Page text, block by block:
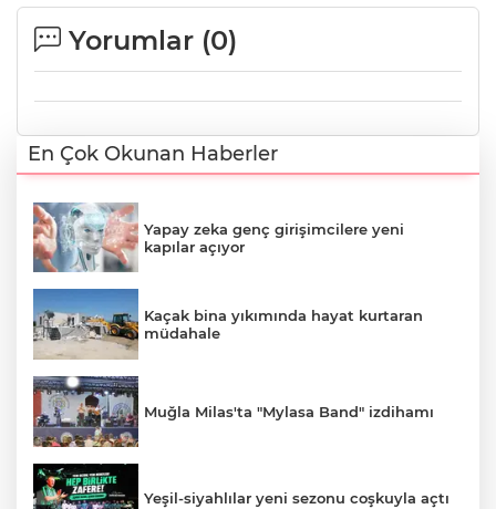
Yorumlar (0)
En Çok Okunan Haberler
Yapay zeka genç girişimcilere yeni
kapılar açıyor
Kaçak bina yıkımında hayat kurtaran
müdahale
Muğla Milas'ta "Mylasa Band" izdihamı
Yeşil-siyahlılar yeni sezonu coşkuyla açtı